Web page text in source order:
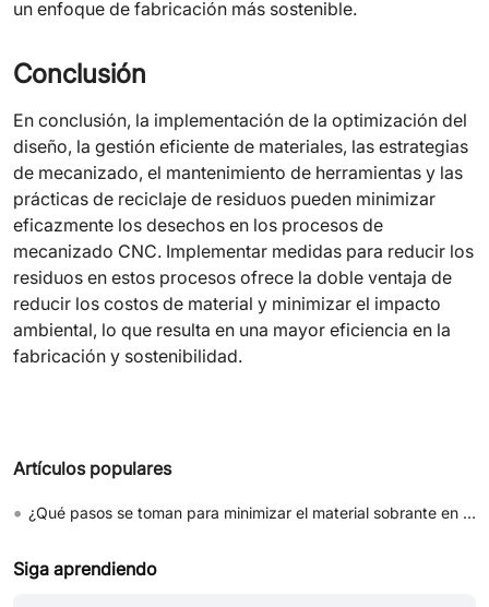
un enfoque de fabricación más sostenible.
Conclusión
En conclusión, la implementación de la optimización del
diseño, la gestión eficiente de materiales, las estrategias
de mecanizado, el mantenimiento de herramientas y las
prácticas de reciclaje de residuos pueden minimizar
eficazmente los desechos en los procesos de
mecanizado CNC. Implementar medidas para reducir los
residuos en estos procesos ofrece la doble ventaja de
reducir los costos de material y minimizar el impacto
ambiental, lo que resulta en una mayor eficiencia en la
fabricación y sostenibilidad.
Artículos populares
• ¿Qué pasos se toman para minimizar el material sobrante en los procesos de mecanizado CNC?
Siga aprendiendo